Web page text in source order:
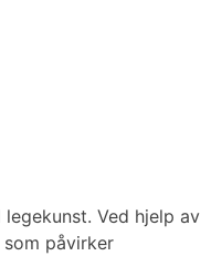
Ved hjelp av
påvirker